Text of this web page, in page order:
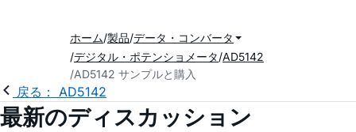
ホーム 製品 データ・コンバータ
デジタル・ポテンショメータ AD5142
AD5142 サンプルと購入
戻る： AD5142
最新のディスカッション